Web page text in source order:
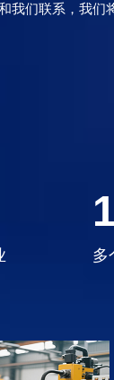
我们联系，我们
多